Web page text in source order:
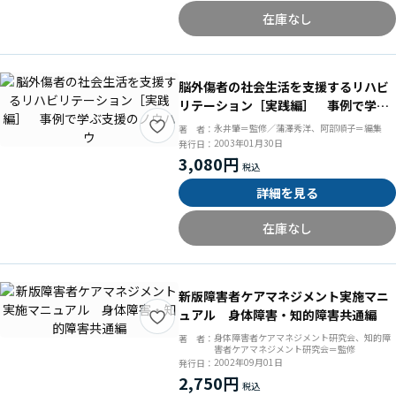
在庫なし
脳外傷者の社会生活を支援するリハビ
リテーション［実践編］ 事例で学ぶ
支援のノウハウ
著 者： 永井肇＝監修／蒲澤秀洋、阿部順子＝編集
発行日： 2003年01月30日
3,080円
詳細を見る
在庫なし
新版障害者ケアマネジメント実施マニ
ュアル 身体障害・知的障害共通編
著 者： 身体障害者ケアマネジメント研究会、知的障
害者ケアマネジメント研究会＝監修
発行日： 2002年09月01日
2,750円